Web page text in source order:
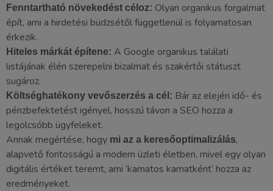
Fenntartható növekedést céloz: Olyan organikus forgalmat
épít, ami a hirdetési büdzsétől függetlenül is folyamatosan
érkezik.
Hiteles márkát építene: A Google organikus találati
listájának élén szerepelni bizalmat és szakértői státuszt
sugároz.
Költséghatékony vevőszerzés a cél: Bár az elején idő- és
pénzbefektetést igényel, hosszú távon a SEO hozza a
legolcsóbb ügyfeleket.
Annak megértése, hogy mi az a keresőoptimalizálás,
alapvető fontosságú a modern üzleti életben, mivel egy olyan
digitális értéket teremt, ami ‘kamatos kamatként’ hozza az
eredményeket.